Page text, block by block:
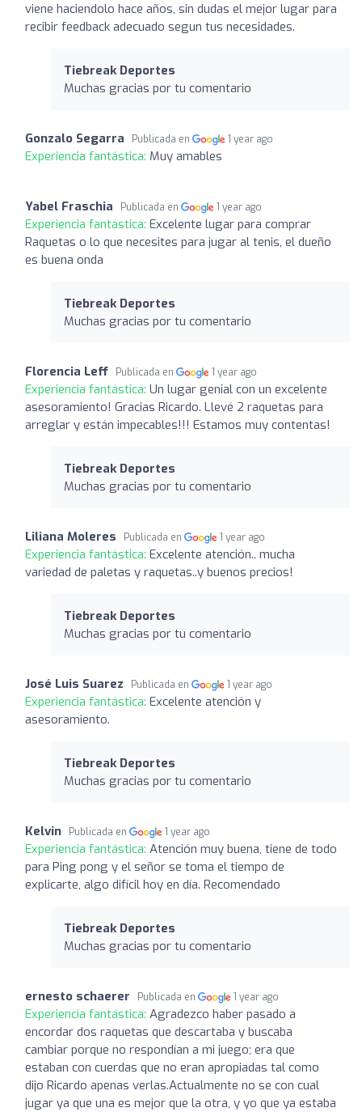
viene haciendolo hace años, sin dudas el mejor lugar para
recibir feedback adecuado segun tus necesidades.
Tiebreak Deportes
Muchas gracias por tu comentario
Gonzalo Segarra Publicada en 1 year ago
Experiencia fantástica: Muy amables
Yabel Fraschia Publicada en 1 year ago
Experiencia fantástica: Excelente lugar para comprar
Raquetas o lo que necesites para jugar al tenis, el dueño
es buena onda
Tiebreak Deportes
Muchas gracias por tu comentario
Florencia Leff Publicada en 1 year ago
Experiencia fantástica: Un lugar genial con un excelente
asesoramiento! Gracias Ricardo. Llevé 2 raquetas para
arreglar y están impecables!!! Estamos muy contentas!
Tiebreak Deportes
Muchas gracias por tu comentario
Liliana Moleres Publicada en 1 year ago
Experiencia fantástica: Excelente atención.. mucha
variedad de paletas y raquetas..y buenos precios!
Tiebreak Deportes
Muchas gracias por tu comentario
José Luis Suarez Publicada en 1 year ago
Experiencia fantástica: Excelente atención y
asesoramiento.
Tiebreak Deportes
Muchas gracias por tu comentario
Kelvin Publicada en 1 year ago
Experiencia fantástica: Atención muy buena, tiene de todo
para Ping pong y el señor se toma el tiempo de
explicarte, algo difícil hoy en día. Recomendado
Tiebreak Deportes
Muchas gracias por tu comentario
ernesto schaerer Publicada en 1 year ago
Experiencia fantástica: Agradezco haber pasado a
encordar dos raquetas que descartaba y buscaba
cambiar porque no respondían a mi juego; era que
estaban con cuerdas que no eran apropiadas tal como
dijo Ricardo apenas verlas.Actualmente no se con cual
jugar ya que una es mejor que la otra, y yo que ya estaba